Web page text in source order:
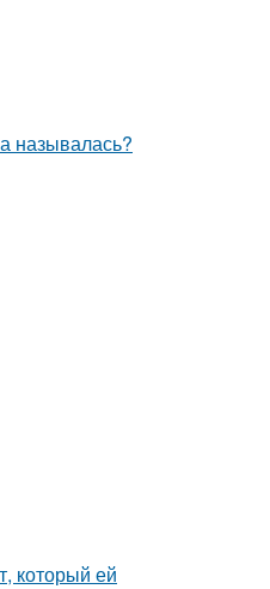
называлась?
который ей